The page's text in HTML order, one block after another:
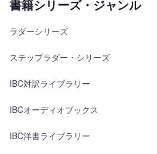
書籍シリーズ・ジャンル
ラダーシリーズ
ステップラダー・シリーズ
IBC対訳ライブラリー
IBCオーディオブックス
IBC洋書ライブラリー